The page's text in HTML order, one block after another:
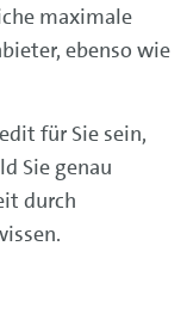
maximale
ebenso wie
für Sie sein,
Sie genau
durch